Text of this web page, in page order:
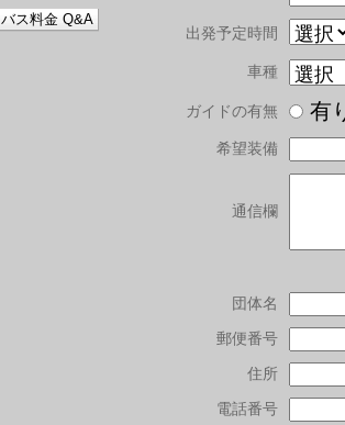
出発予定時間
車種
ガイドの有無
希望装備
通信欄
団体名
郵便番号
住所
電話番号
バス料金 Q&A